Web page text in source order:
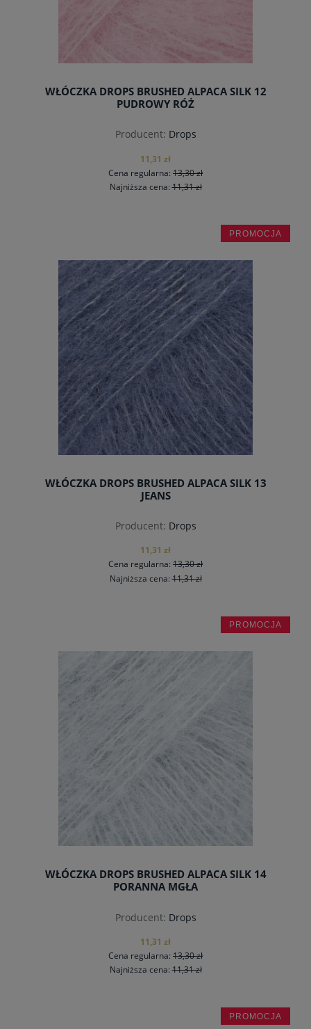
WŁÓCZKA DROPS BRUSHED ALPACA SILK 12
PUDROWY RÓŻ
Producent: Drops
11,31 zł
Cena regularna: 13,30 zł
Najniższa cena:11,31 zł
do koszyka
WŁÓCZKA DROPS BRUSHED ALPACA SILK 13
JEANS
Producent: Drops
11,31 zł
Cena regularna: 13,30 zł
Najniższa cena:11,31 zł
do koszyka
PROMOCJA
WŁÓCZKA DROPS BRUSHED ALPACA SILK 14
PORANNA MGŁA
Producent: Drops
11,31 zł
Cena regularna: 13,30 zł
Najniższa cena:11,31 zł
PROMOCJA
PROMOCJA